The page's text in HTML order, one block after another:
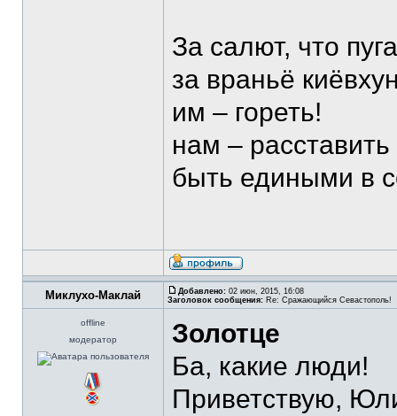
За салют, что
за враньё
им – гореть!
нам –
быть едиными в
Миклухо-Маклай Добавлено: 02 июн, 2015, 16:08
Заголовок сообщения: Re: Сражающийся Севастополь!
offline
модератор
Золотце
Ба, какие люди!
Приветствую,